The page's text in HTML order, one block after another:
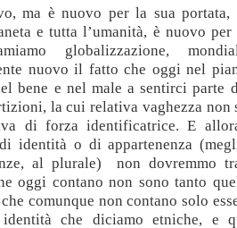
ma è nuovo per la sua portata,
e tutta l’umanità, è nuovo per
globalizzazione,
nuovo il fatto che oggi nel
bene e nel male a sentirci parte
la cui relativa vaghezza non
di forza identificatrice. E
identità o di appartenenza
al plurale) non dovremmo
oggi contano non sono tanto
comunque non contano solo
che diciamo etniche, e